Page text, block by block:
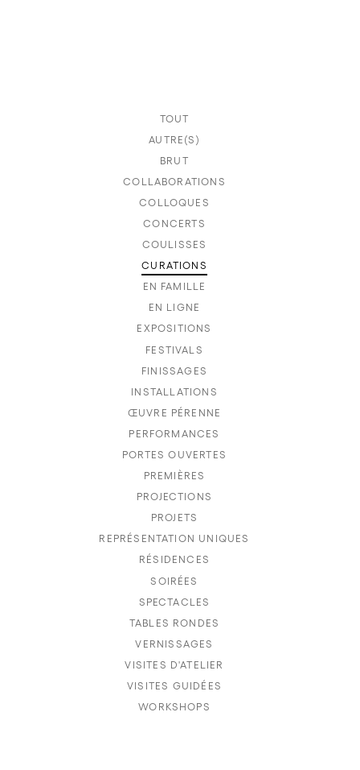
TOUT
AUTRE(S)
BRUT
COLLABORATIONS
COLLOQUES
CONCERTS
COULISSES
CURATIONS
EN FAMILLE
EN LIGNE
EXPOSITIONS
FESTIVALS
FINISSAGES
INSTALLATIONS
ŒUVRE PÉRENNE
PERFORMANCES
PORTES OUVERTES
PREMIÈRES
PROJECTIONS
PROJETS
REPRÉSENTATION UNIQUES
RÉSIDENCES
SOIRÉES
SPECTACLES
TABLES RONDES
VERNISSAGES
VISITES D'ATELIER
VISITES GUIDÉES
WORKSHOPS